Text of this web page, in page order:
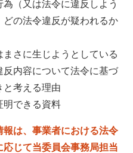
（又は法令に違反しよう
の法令違反が疑われるか
さに生じようとしている
反内容について法令に基づ
と考える理由
明できる資料
は、事業者における法令
じて当委員会事務局担当